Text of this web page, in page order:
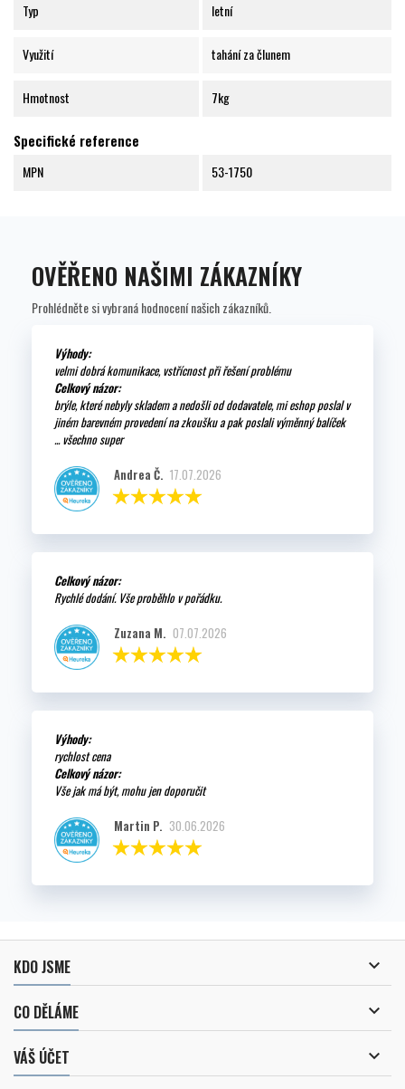
Typ letní
Využití tahání za člunem
Hmotnost 7kg
Specifické reference
MPN 53-1750
OVĚŘENO NAŠIMI ZÁKAZNÍKY
Prohlédněte si vybraná hodnocení našich zákazníků.
Výhody:
velmi dobrá komunikace, vstřícnost při řešení problému
Celkový názor:
brýle, které nebyly skladem a nedošli od dodavatele, mi eshop poslal v
jiném barevném provedení na zkoušku a pak poslali výměnný balíček
... všechno super
Andrea Č. 17.07.2026
Celkový názor:
Rychlé dodání. Vše proběhlo v pořádku.
Zuzana M. 07.07.2026
Výhody:
rychlost cena
Celkový názor:
Vše jak má být, mohu jen doporučit
Martin P. 30.06.2026
KDO JSME 
CO DĚLÁME 
VÁŠ ÚČET 